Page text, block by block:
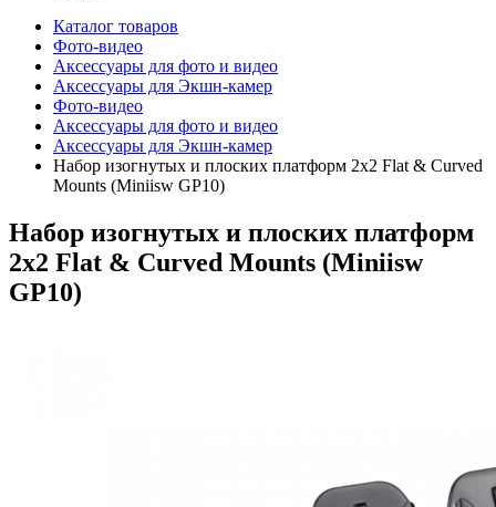
Каталог товаров
Фото-видео
Аксессуары для фото и видео
Аксессуары для Экшн-камер
Фото-видео
Аксессуары для фото и видео
Аксессуары для Экшн-камер
Набор изогнутых и плоских платформ 2x2 Flat & Curved
Mounts (Miniisw GP10)
Набор изогнутых и плоских платформ
2x2 Flat & Curved Mounts (Miniisw
GP10)